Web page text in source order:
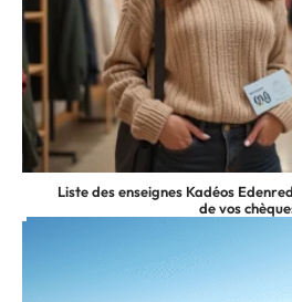
Liste des enseignes Kadéos
de vos